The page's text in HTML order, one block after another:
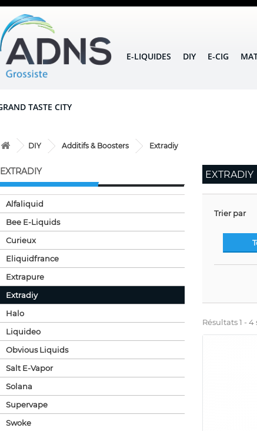
E-LIQUIDES DIY E-CIG
TASTE CITY
DIY Additifs & Boosters Extradiy
EXTRADIY
Alfaliquid
Bee E-Liquids
Curieux
Eliquidfrance
Extrapure
Extradiy
Halo
Liquideo
Obvious Liquids
Salt E-Vapor
Solana
Supervape
Swoke
EXTRADIY
Trier par
Résultats 1 - 4